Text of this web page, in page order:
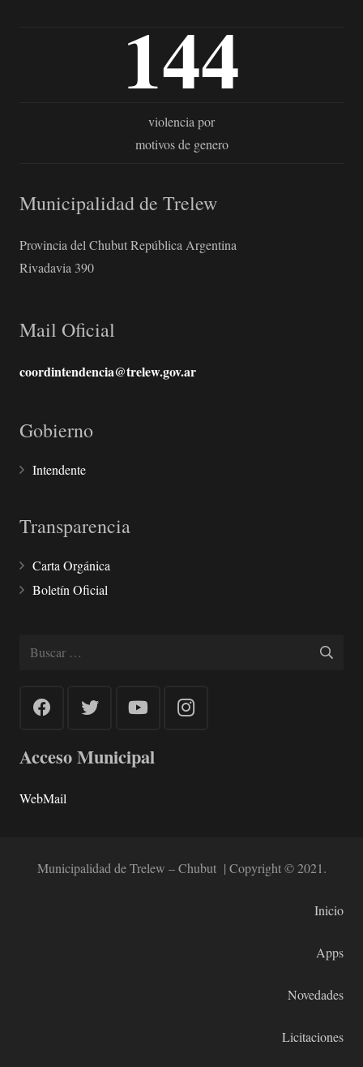
144
violencia por
motivos de genero
Municipalidad de Trelew
Provincia del Chubut República Argentina
Rivadavia 390
Mail Oficial
coordintendencia@trelew.gov.ar
Gobierno
Intendente
Transparencia
Carta Orgánica
Boletín Oficial
Buscar:
Acceso Municipal
WebMail
Municipalidad de Trelew – Chubut | Copyright © 2021.
Inicio
Apps
Novedades
Licitaciones